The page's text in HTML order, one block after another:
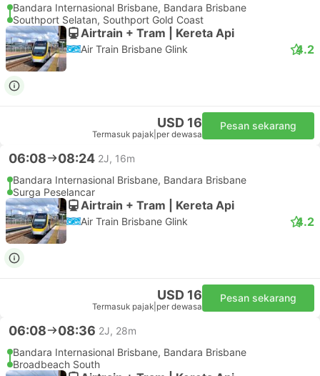
Bandara Internasional Brisbane, Bandara Brisbane
Southport Selatan, Southport Gold Coast
Airtrain + Tram | Kereta Api
Air Train Brisbane Glink 4.2
USD 16
Termasuk pajak per dewasa
Pesan sekarang
06:08 08:24 2J, 16m
Bandara Internasional Brisbane, Bandara Brisbane
Surga Peselancar
Airtrain + Tram | Kereta Api
Air Train Brisbane Glink 4.2
USD 16
Termasuk pajak per dewasa
Pesan sekarang
06:08 08:36 2J, 28m
Bandara Internasional Brisbane, Bandara Brisbane
Broadbeach South